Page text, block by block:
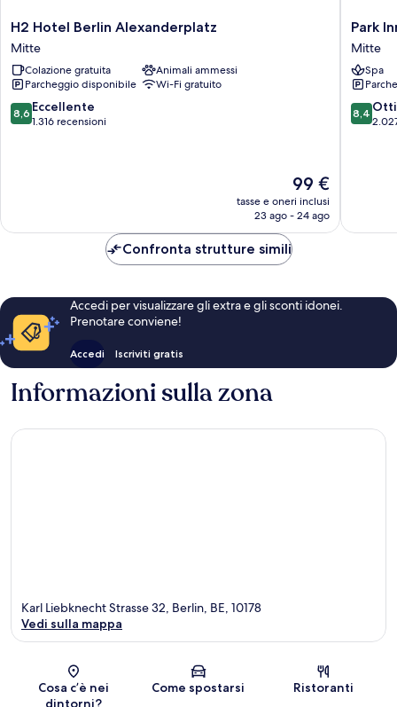
H2
Hotel
Berlin
Alexanderplatz
Mitte
H2 Hotel Berlin Alexanderplatz
Mitte
Colazione gratuita
Animali ammessi
Parcheggio disponibile
Wi-Fi gratuito
8.6
su
8,6 Eccellente
1.316 recensioni
Il
prezzo
attuale
99 €
99 €
tasse e oneri inclusi
23 ago - 24 ago
Park
Inn
by
Berlin
Mitte
Park
Mitte
Spa
8.4
su
8,4
Confronta strutture simili
Accedi per visualizzare gli extra e gli sconti idonei.
Prenotare conviene!
Accedi Iscriviti gratis
Informazioni sulla zona
Mappa
Karl Liebknecht Strasse 32, Berlin, BE, 10178
Vedi sulla mappa
Cosa c’è nei
dintorni?
Come spostarsi Ristoranti